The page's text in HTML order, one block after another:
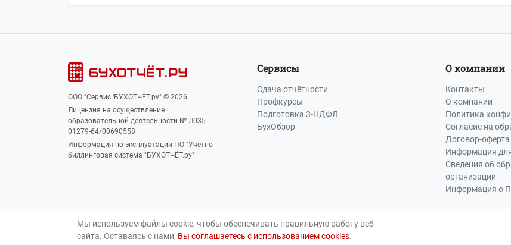
ООО "Сервис 'БУХОТЧЁТ.ру" © 2026
Лицензия на осуществление
образовательной деятельности № Л035-
01279-64/00690558
Информация по эксплуатации ПО "Учетно-
биллинговая система "БУХОТЧЁТ.ру"
Сервисы
Сдача отчётности
Профкурсы
Подготовка 3-НДФЛ
БухОбзор
О компании
Контакты
О компании
Политика
Согласие на
Договор-оферта
Информация
Сведения об
организации
Информация о
Мы используем файлы cookie, чтобы обеспечивать правильную работу веб-
сайта. Оставаясь с нами, Вы соглашаетесь с использованием cookies.